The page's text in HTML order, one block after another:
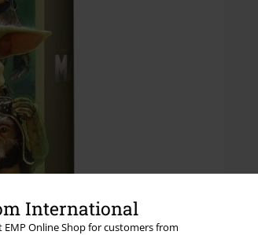
International
EMP Online Shop for customers from